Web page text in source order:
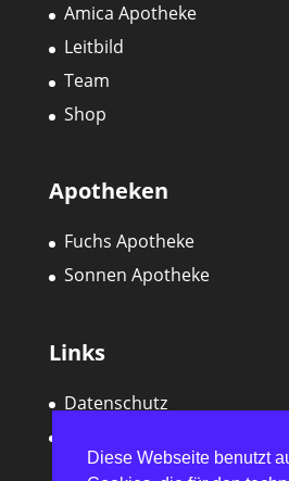
Amica Apotheke
Leitbild
Team
Shop
Apotheken
Fuchs Apotheke
Sonnen Apotheke
Links
Datenschutz
Diese Webseite benutzt